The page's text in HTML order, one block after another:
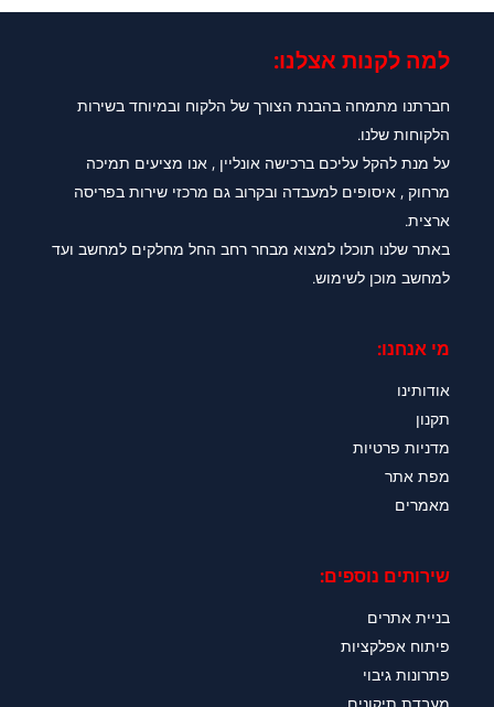
למה לקנות אצלנו:​
חברתנו מתמחה בהבנת הצורך של הלקוח ובמיוחד בשירות
הלקוחות שלנו.
על מנת להקל עליכם ברכישה אונליין , אנו מציעים תמיכה
מרחוק , איסופים למעבדה ובקרוב גם מרכזי שירות בפריסה
ארצית.
באתר שלנו תוכלו למצוא מבחר רחב החל מחלקים למחשב ועד
למחשב מוכן לשימוש.
מי אנחנו:
אודותינו
תקנון
מדניות פרטיות
מפת אתר
מאמרים
שירותים נוספים:
בניית אתרים
פיתוח אפלקציות
פתרונות גיבוי